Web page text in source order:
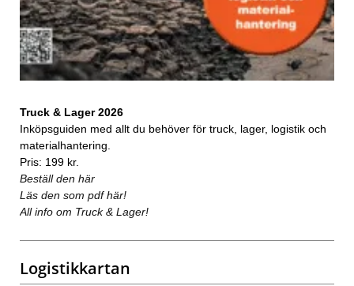
Truck & Lager 2026
Inköpsguiden med allt du behöver för truck, lager, logistik och
materialhantering.
Pris: 199 kr.
Beställ den här
Läs den som pdf här!
All info om Truck & Lager!
Logistikkartan